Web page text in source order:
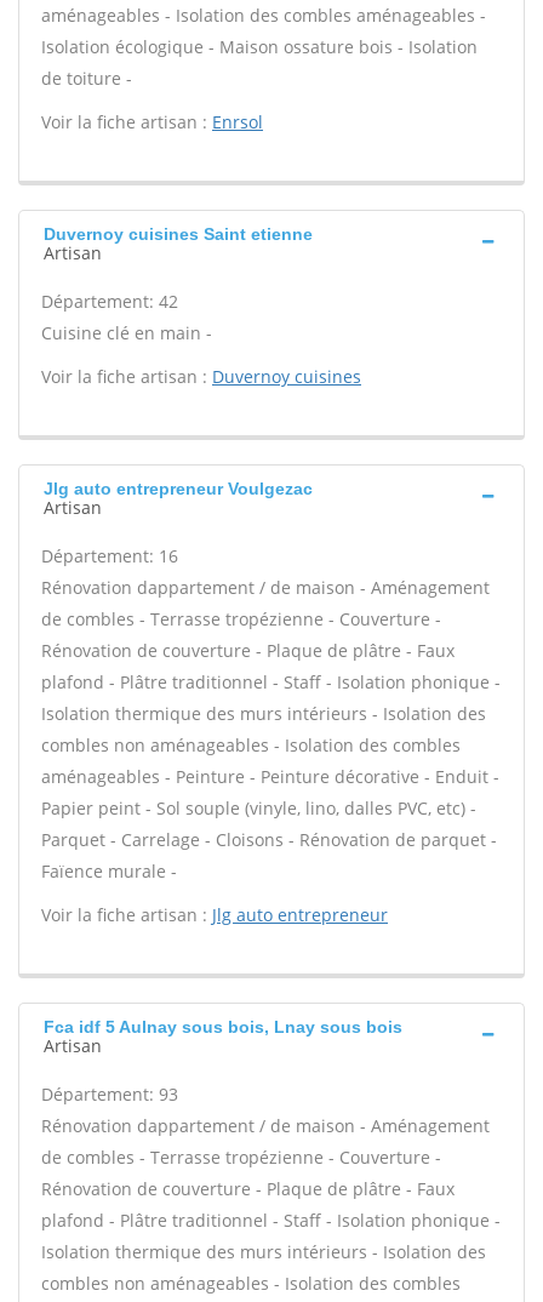
aménageables - Isolation des combles aménageables -
Isolation écologique - Maison ossature bois - Isolation
de toiture -
Voir la fiche artisan : Enrsol
Duvernoy cuisines Saint etienne
Artisan
Département: 42
Cuisine clé en main -
Voir la fiche artisan : Duvernoy cuisines
Jlg auto entrepreneur Voulgezac
Artisan
Département: 16
Rénovation dappartement / de maison - Aménagement
de combles - Terrasse tropézienne - Couverture -
Rénovation de couverture - Plaque de plâtre - Faux
plafond - Plâtre traditionnel - Staff - Isolation phonique -
Isolation thermique des murs intérieurs - Isolation des
combles non aménageables - Isolation des combles
aménageables - Peinture - Peinture décorative - Enduit -
Papier peint - Sol souple (vinyle, lino, dalles PVC, etc) -
Parquet - Carrelage - Cloisons - Rénovation de parquet -
Faïence murale -
Voir la fiche artisan : Jlg auto entrepreneur
Fca idf 5 Aulnay sous bois, Lnay sous bois
Artisan
Département: 93
Rénovation dappartement / de maison - Aménagement
de combles - Terrasse tropézienne - Couverture -
Rénovation de couverture - Plaque de plâtre - Faux
plafond - Plâtre traditionnel - Staff - Isolation phonique -
Isolation thermique des murs intérieurs - Isolation des
combles non aménageables - Isolation des combles